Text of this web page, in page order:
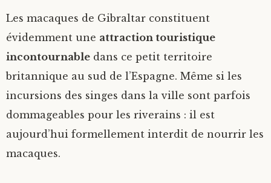
Les macaques de Gibraltar constituent
évidemment une attraction touristique
incontournable dans ce petit territoire
britannique au sud de l’Espagne. Même si les
incursions des singes dans la ville sont parfois
dommageables pour les riverains : il est
aujourd’hui formellement interdit de nourrir les
macaques.